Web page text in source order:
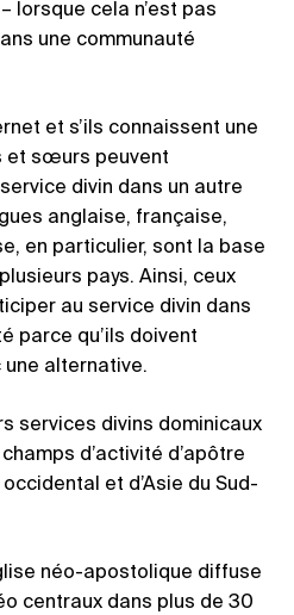
lorsque cela n’est pas
une communauté
et s’ils connaissent une
et sœurs peuvent
divin dans un autre
anglaise, française,
en particulier, sont la base
pays. Ainsi, ceux
au service divin dans
parce qu’ils doivent
alternative.
services divins dominicaux
d’activité d’apôtre
et d’Asie du Sud-
néo-apostolique diffuse
centraux dans plus de 30